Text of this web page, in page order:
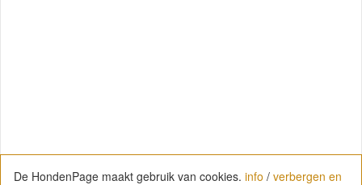
De HondenPage maakt gebruik van cookies. info / verbergen en